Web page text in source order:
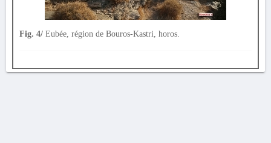
Fig. 4/ Eubée, région de Bouros-Kastri, horos.